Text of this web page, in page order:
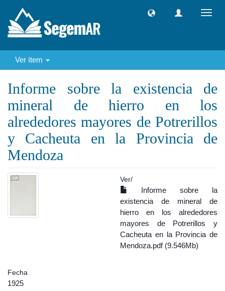
Ver ítem
Informe sobre la existencia de
mineral de hierro en los
alrededores mayores de Potrerillos
y Cacheuta en la Provincia de
Mendoza
Ver/
Informe sobre la
existencia de mineral de
hierro en los alrededores
mayores de Potrerillos y
Cacheuta en la Provincia de
Mendoza.pdf (9.546Mb)
Fecha
1925